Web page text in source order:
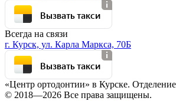
Вызвать такси
Всегда на связи
г. Курск, ул. Карла Маркса, 70Б
Вызвать такси
«Центр ортодонтии» в Курске.
© 2018—2026 Все права защищены.